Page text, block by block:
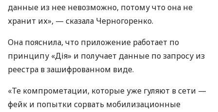
данные из нее невозможно, потому что она не
хранит их», — сказала Черногоренко.
Она пояснила, что приложение работает по
принципу «Дія» и получает данные по запросу из
реестра в зашифрованном виде.
«Те компрометации, которые уже гуляют в сети —
фейк и попытки сорвать мобилизационные